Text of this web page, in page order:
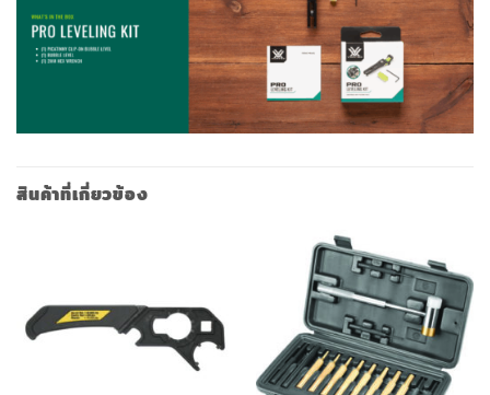
สินค้าที่เกี่ยวข้อง